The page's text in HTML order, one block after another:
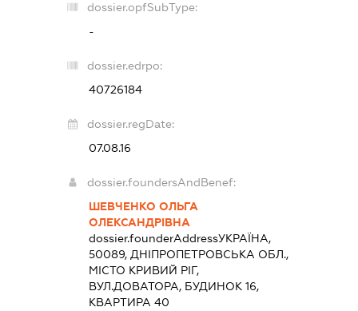
dossier.opfSubType:
-
dossier.edrpo:
40726184
dossier.regDate:
07.08.16
dossier.foundersAndBenef:
ШЕВЧЕНКО ОЛЬГА
ОЛЕКСАНДРІВНА
dossier.founderAddressУКРАЇНА,
50089, ДНІПРОПЕТРОВСЬКА ОБЛ.,
МІСТО КРИВИЙ РІГ,
ВУЛ.ДОВАТОРА, БУДИНОК 16,
КВАРТИРА 40